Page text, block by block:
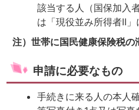
該当する人（国保加入
は「現役並み所得者II」
注）世帯に国民健康保険税の
申請に必要なもの
手続きに来る人の本人